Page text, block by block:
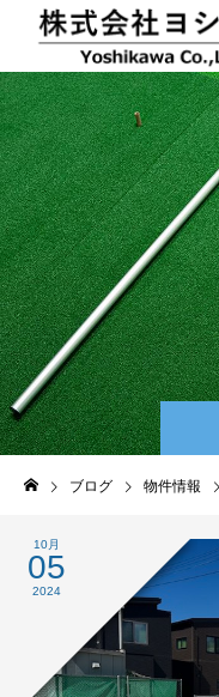
ブログ 物件情報
10月
05
2024